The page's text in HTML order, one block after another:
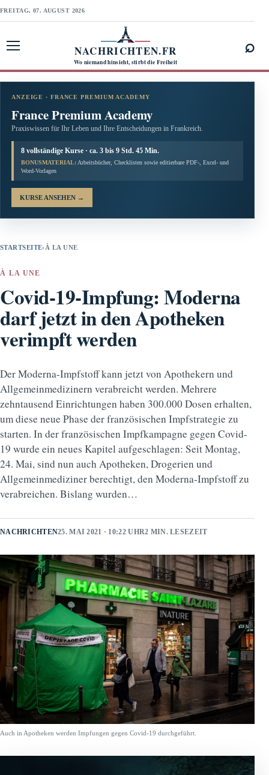
FREITAG, 07. AUGUST 2026
NACHRICHTEN.FR
Wo niemand hinsieht, stirbt die Freiheit
⌕
ANZEIGE · FRANCE PREMIUM ACADEMY
France Premium Academy
Praxiswissen für Ihr Leben und Ihre Entscheidungen in Frankreich.
8 vollständige Kurse · ca. 3 bis 9 Std. 45 Min.
BONUSMATERIAL: Arbeitsbücher, Checklisten sowie editierbare PDF-, Excel- und
Word-Vorlagen
KURSE ANSEHEN →
STARTSEITE› À LA UNE
À LA UNE
Covid-19-Impfung: Moderna
darf jetzt in den Apotheken
verimpft werden
Der Moderna-Impfstoff kann jetzt von Apothekern und
Allgemeinmedizinern verabreicht werden. Mehrere
zehntausend Einrichtungen haben 300.000 Dosen erhalten,
um diese neue Phase der französischen Impfstrategie zu
starten. In der französischen Impfkampagne gegen Covid-
19 wurde ein neues Kapitel aufgeschlagen: Seit Montag,
24. Mai, sind nun auch Apotheken, Drogerien und
Allgemeinmediziner berechtigt, den Moderna-Impfstoff zu
verabreichen. Bislang wurden…
NACHRICHTEN25. MAI 2021 · 10:22 UHR2 MIN. LESEZEIT
Auch in Apotheken werden Impfungen gegen Covid-19 durchgeführt.